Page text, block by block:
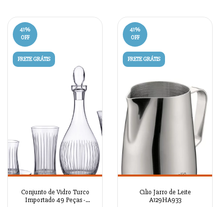
41%
OFF
FRETE GRÁTIS
Conjunto de Vidro Turco
Importado 49 Peças -
41%
OFF
FRETE GRÁTIS
Cilio Jarro de Leite
A129HA933